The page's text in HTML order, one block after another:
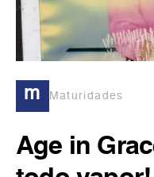
m Maturidades
Age in